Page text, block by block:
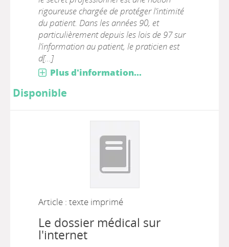
rigoureuse chargée de protéger l’intimité
du patient. Dans les années 90, et
particulièrement depuis les lois de 97 sur
l’information au patient, le praticien est
d[...]
Plus d'information...
Disponible
Article : texte imprimé
Le dossier médical sur
l'internet